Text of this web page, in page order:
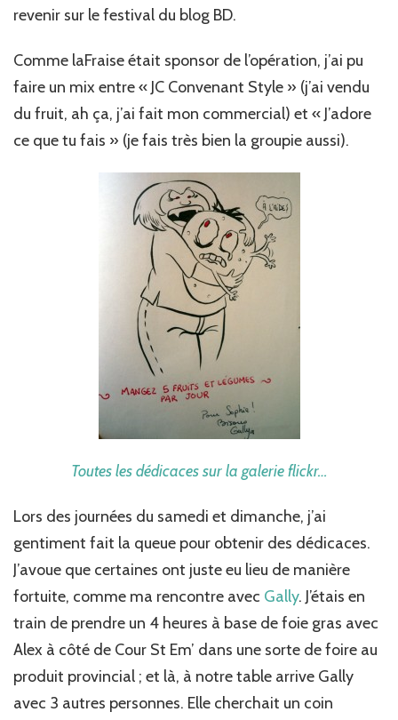
revenir sur le festival du blog BD.
Comme laFraise était sponsor de l’opération, j’ai pu
faire un mix entre « JC Convenant Style » (j’ai vendu
du fruit, ah ça, j’ai fait mon commercial) et « J’adore
ce que tu fais » (je fais très bien la groupie aussi).
Toutes les dédicaces sur la galerie flickr…
Lors des journées du samedi et dimanche, j’ai
gentiment fait la queue pour obtenir des dédicaces.
J’avoue que certaines ont juste eu lieu de manière
fortuite, comme ma rencontre avec Gally. J’étais en
train de prendre un 4 heures à base de foie gras avec
Alex à côté de Cour St Em’ dans une sorte de foire au
produit provincial ; et là, à notre table arrive Gally
avec 3 autres personnes. Elle cherchait un coin